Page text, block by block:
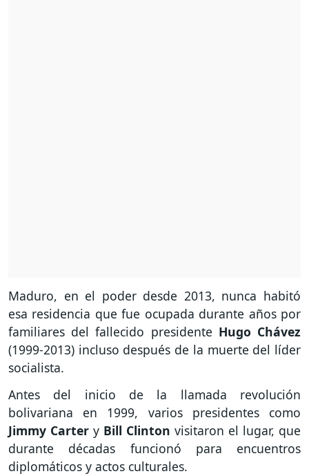
Maduro, en el poder desde 2013, nunca habitó
esa residencia que fue ocupada durante años por
familiares del fallecido presidente Hugo Chávez
(1999-2013) incluso después de la muerte del líder
socialista.
Antes del inicio de la llamada revolución
bolivariana en 1999, varios presidentes como
Jimmy Carter y Bill Clinton visitaron el lugar, que
durante décadas funcionó para encuentros
diplomáticos y actos culturales.